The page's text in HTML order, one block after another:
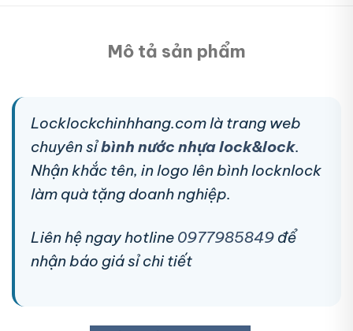
Mô tả sản phẩm
Locklockchinhhang.com là trang web
chuyên sỉbình nước nhựa lock&lock.
Nhận khắc tên, in logo lên bình locknlock
làm quà tặng doanh nghiệp.
Liên hệ ngay hotline 0977985849 để
nhận báo giá sỉ chi tiết